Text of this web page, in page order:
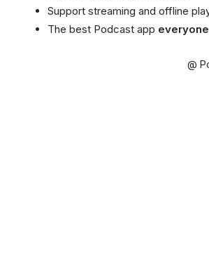
Support streaming and offline
The best Podcast app
@